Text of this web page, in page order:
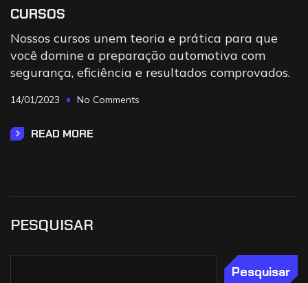
CURSOS
Nossos cursos unem teoria e prática para que
você domine a preparação automotiva com
segurança, eficiência e resultados comprovados.
14/01/2023 No Comments
READ MORE
PESQUISAR
Pesquisar